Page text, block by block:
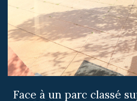
Face à un parc classé